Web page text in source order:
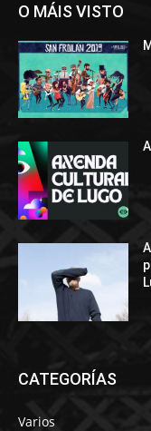
O MÁIS VISTO
CATEGORÍAS
Varios